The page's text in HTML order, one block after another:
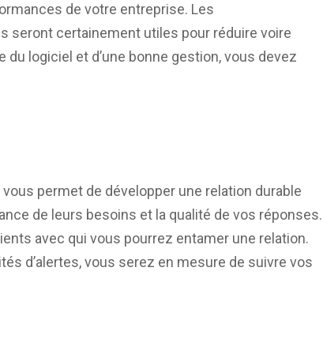
de votre entreprise. Les
seront certainement utiles pour réduire voire
logiciel et d’une bonne gestion, vous devez
permet de développer une relation durable
de leurs besoins et la qualité de vos réponses.
avec qui vous pourrez entamer une relation.
d’alertes, vous serez en mesure de suivre vos